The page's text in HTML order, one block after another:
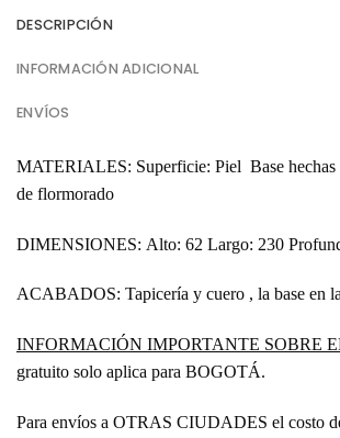
DESCRIPCIÓN
INFORMACIÓN ADICIONAL
ENVÍOS
MATERIALES: Superficie: Piel Base hechas
de flormorado
DIMENSIONES: Alto: 62 Largo: 230
ACABADOS: Tapicería y cuero , la base en
INFORMACIÓN IMPORTANTE SOBRE
gratuito solo aplica para BOGOTÁ.
Para envíos a OTRAS CIUDADES el costo